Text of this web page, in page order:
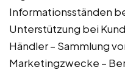
Informationsständen
Unterstützung bei
Händler – Sammlung
Marketingzwecke –